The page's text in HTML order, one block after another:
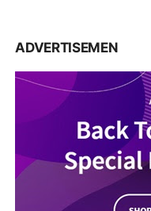
ADVERTISEMEN